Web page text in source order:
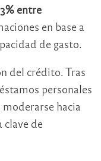
entre
en base a
de gasto.
del crédito. Tras
personales
hacia
clave de